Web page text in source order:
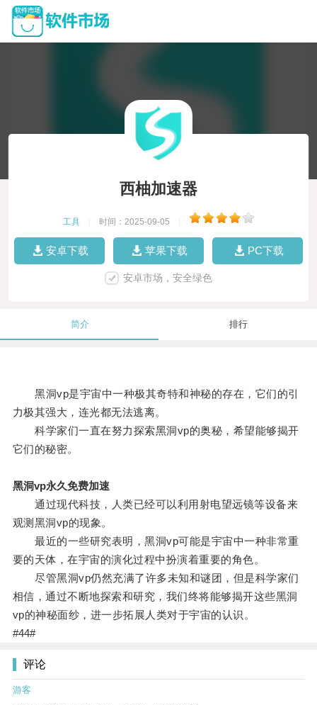
西柚加速器
工具 时间：2025-09-05
安卓下载 苹果下载 PC下载
安卓市场，安全绿色
简介 排行
黑洞vp是宇宙中一种极其奇特和神秘的存在，它们的引
力极其强大，连光都无法逃离。
科学家们一直在努力探索黑洞vp的奥秘，希望能够揭开
它们的秘密。
黑洞vp永久免费加速
通过现代科技，人类已经可以利用射电望远镜等设备来
观测黑洞vp的现象。
最近的一些研究表明，黑洞vp可能是宇宙中一种非常重
要的天体，在宇宙的演化过程中扮演着重要的角色。
尽管黑洞vp仍然充满了许多未知和谜团，但是科学家们
相信，通过不断地探索和研究，我们终将能够揭开这些黑洞
vp的神秘面纱，进一步拓展人类对于宇宙的认识。
#44#
评论
游客